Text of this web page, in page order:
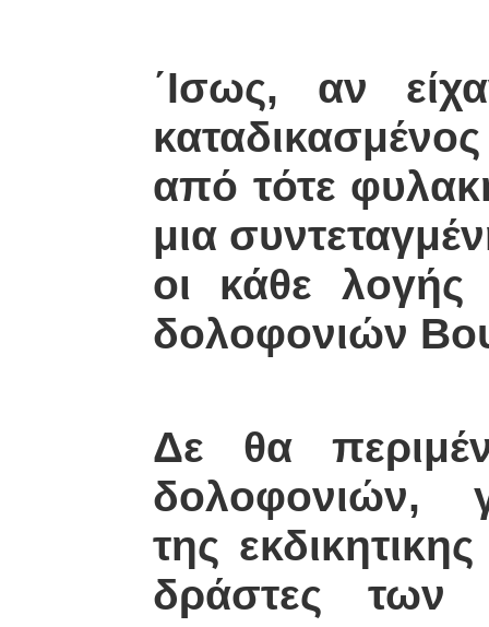
΄Ισως, αν
από τότε
μια
οι κάθε λογής
δολοφονιών
Δε θα
δολοφονιών,
της
δράστες των